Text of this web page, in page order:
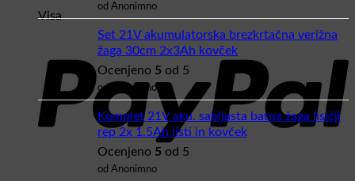
Visa
od Anonimno
Set 21V akumulatorska brezkrtačna verižna
žaga 30cm 2x3Ah kovček
Ocenjeno 5 od 5
od Anonimno
Komplet 21V aku. sabljasta batna žaga lisičji
rep 2x 1.5Ah listi in kovček
Ocenjeno 5 od 5
od Anonimno